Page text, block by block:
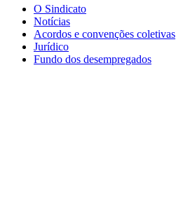
São
Paulo
Sindicato
O Sindicato
Notícias
Acordos e convenções coletivas
Jurídico
Fundo dos desempregados